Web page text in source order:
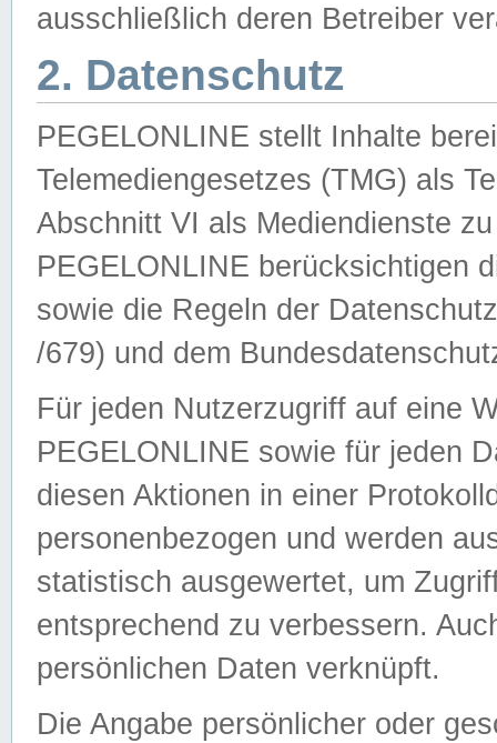
ausschließlich deren Betreiber
2. Datenschutz
PEGELONLINE stellt Inhalte
Telemediengesetzes (TMG) als
Abschnitt VI als Mediendienste
PEGELONLINE berücksichtigen
sowie die Regeln der
/679) und dem
Für jeden Nutzerzugriff auf eine
PEGELONLINE sowie für jeden
diesen Aktionen in einer
personenbezogen und werden
statistisch ausgewertet, um
entsprechend zu verbessern.
persönlichen Daten verknüpft.
Die Angabe persönlicher oder